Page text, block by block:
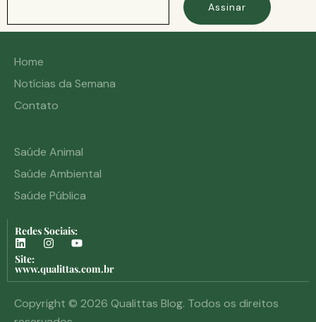
Assinar
Home
Notícias da Semana
Contato
Saúde Animal
Saúde Ambiental
Saúde Pública
Redes Sociais:
Site:
www.qualittas.com.br
Copyright © 2026 Qualittas Blog. Todos os direitos